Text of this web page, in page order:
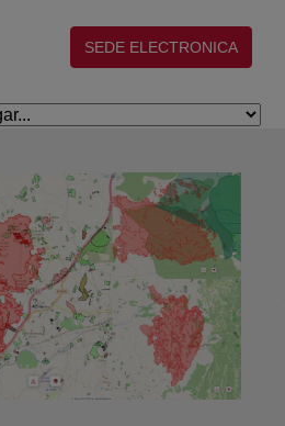
(abre en nueva ventana)
SEDE ELECTRONICA